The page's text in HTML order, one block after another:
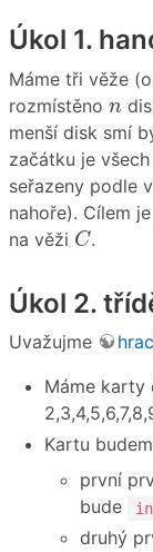
Úkol 1.
Máme tři věže
rozmístěno n
n
menší disk smí
začátku je
seřazeny podle
nahoře). Cílem
na věži C
C.
Úkol 2.
Uvažujme
Máme karty
Kartu
první
bude
druhý